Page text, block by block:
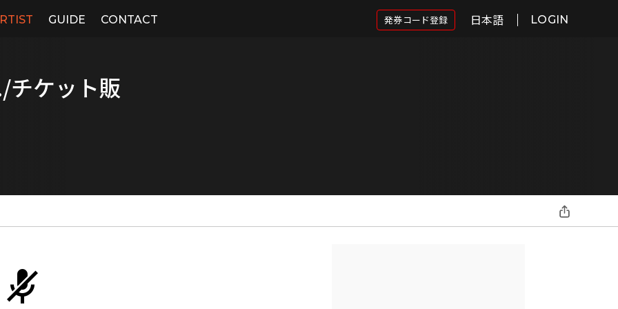
GUIDE CONTACT 発券コード登録 日本語 LOGIN
チケット販